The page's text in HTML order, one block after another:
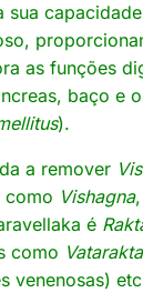
as funções
baço e
).
a remover
como Vishagna
é
como Vatarakta
venenosas)